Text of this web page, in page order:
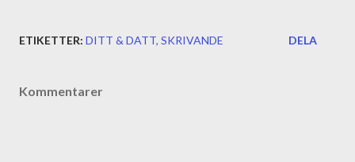
ETIKETTER: DITT & DATT SKRIVANDE DELA
Kommentarer